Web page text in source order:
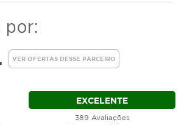
por:
VER OFERTAS DESSE PARCEIRO
EXCELENTE
389 Avaliações